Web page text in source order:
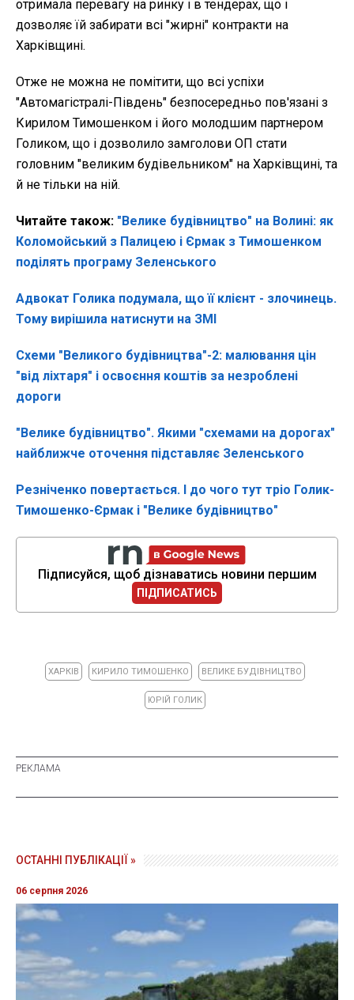
отримала перевагу на ринку і в тендерах, що і
дозволяє їй забирати всі "жирні" контракти на
Харківщині.
Отже не можна не помітити, що всі успіхи
"Автомагістралі-Південь" безпосередньо пов'язані з
Кирилом Тимошенком і його молодшим партнером
Голиком, що і дозволило замголови ОП стати
головним "великим будівельником" на Харківщині, та
й не тільки на ній.
Читайте також: "Велике будівництво" на Волині: як
Коломойський з Палицею і Єрмак з Тимошенком
поділять програму Зеленського
Адвокат Голика подумала, що її клієнт - злочинець.
Тому вирішила натиснути на ЗМІ
Схеми "Великого будівництва"-2: малювання цін
"від ліхтаря" і освоєння коштів за незроблені
дороги
"Велике будівництво". Якими "схемами на дорогах"
найближче оточення підставляє Зеленського
Резніченко повертається. І до чого тут тріо Голик-
Тимошенко-Єрмак і "Велике будівництво"
Підписуйся, щоб дізнаватись новини першим
ПІДПИСАТИСЬ
ХАРКІВ КИРИЛО ТИМОШЕНКО ВЕЛИКЕ БУДІВНИЦТВО
ЮРІЙ ГОЛИК
ОСТАННІ ПУБЛІКАЦІЇ »
06 серпня 2026